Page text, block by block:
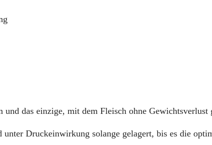
das einzige, mit dem Fleisch ohne Gewichtsverlust
Druckeinwirkung solange gelagert, bis es die